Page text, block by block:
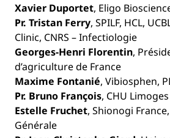
Xavier Duportet, Eligo
Pr. Tristan Ferry, SPILF, HCL,
Clinic, CNRS – Infectiologie
Georges-Henri Florentin,
d’agriculture de France
Maxime Fontanié, Vibiosphen,
Pr. Bruno François, CHU
Estelle Fruchet, Shionogi
Générale